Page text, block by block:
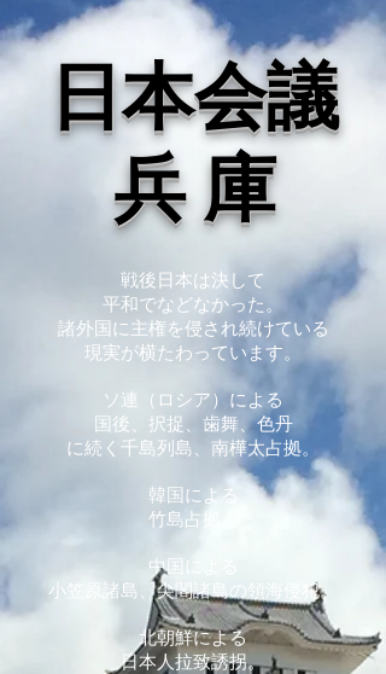
日本会議
​兵 庫
戦後日本は決して
平和でなどなかった。
諸外国に主権を侵され続けている
現実が横たわっています。
ソ連（ロシア）による
国後、択捉、歯舞、色丹
に続く千島列島、南樺太占拠。
韓国による
竹島占拠。
中国による
小笠原諸島、尖閣諸島の領海侵犯。
北朝鮮による
日本人拉致誘拐。